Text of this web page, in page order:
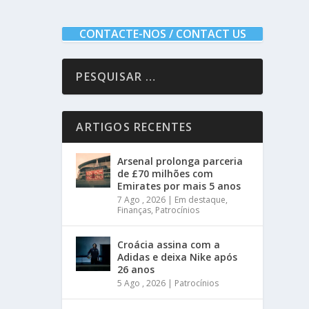
CONTACTE-NOS / CONTACT US
ARTIGOS RECENTES
Arsenal prolonga parceria
de £70 milhões com
Emirates por mais 5 anos
7 Ago , 2026 | Em destaque,
Finanças, Patrocínios
Croácia assina com a
Adidas e deixa Nike após
26 anos
5 Ago , 2026 | Patrocínios